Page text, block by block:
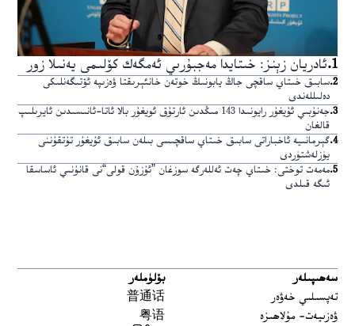
1
.ئادريان زېنز: خىتايدا مەجبۇرىي ئەمگەك كۆلىمى يەنىلا زور
2
.سابىق خىتاي ساقچى جاڭ يابونىڭ خوتەن خانئېرىقتا ۋەزىپە ئۆتىگەنلىكى
دەلىللەندى
3
.
جەنۇبىي ئۇيغۇر رايونىدا 143 مىڭدىن ئارتۇق ئويغۇر بالا ئاتا-ئانىسىدىن ئايرىلىپ
قالغان
4
.گېرمانىيە ئاخباراتى سابىق خىتاي ساقچىسى بىلەن سابىق ئۇيغۇر تۇتقۇننى
يۈزلەشتۈردى
5
.مەمەت توختى: خىتاي چەت ئەللەرگە سوزغان ”ئۇزۇن قولى“نى قانۇنىي ئاساسقا
ئىگە قىلدى
سەھىپىلەر
تەپسىلىي خەۋەر
ۋەزىيەت- مۇلاھىزە
بۆلۈملەر
普通话
粤语